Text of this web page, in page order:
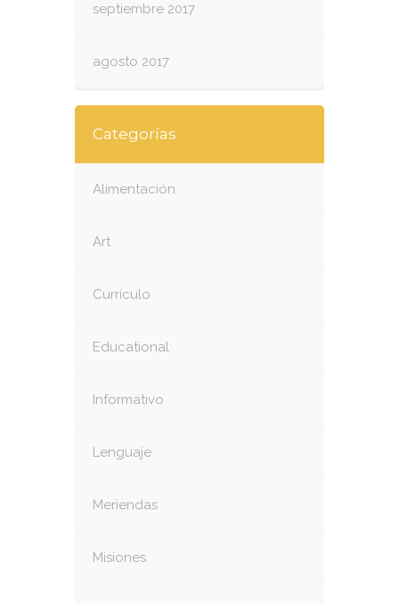
septiembre 2017
agosto 2017
Categorías
Alimentación
Art
Currículo
Educational
Informativo
Lenguaje
Meriendas
Misiones